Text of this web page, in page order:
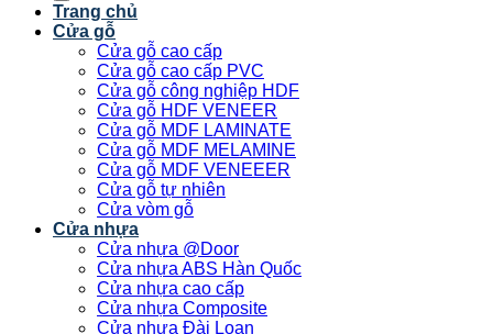
Trang chủ
Cửa gỗ
Cửa gỗ cao cấp
Cửa gỗ cao cấp PVC
Cửa gỗ công nghiệp HDF
Cửa gỗ HDF VENEER
Cửa gỗ MDF LAMINATE
Cửa gỗ MDF MELAMINE
Cửa gỗ MDF VENEEER
Cửa gỗ tự nhiên
Cửa vòm gỗ
Cửa nhựa
Cửa nhựa @Door
Cửa nhựa ABS Hàn Quốc
Cửa nhựa cao cấp
Cửa nhựa Composite
Cửa nhựa Đài Loan